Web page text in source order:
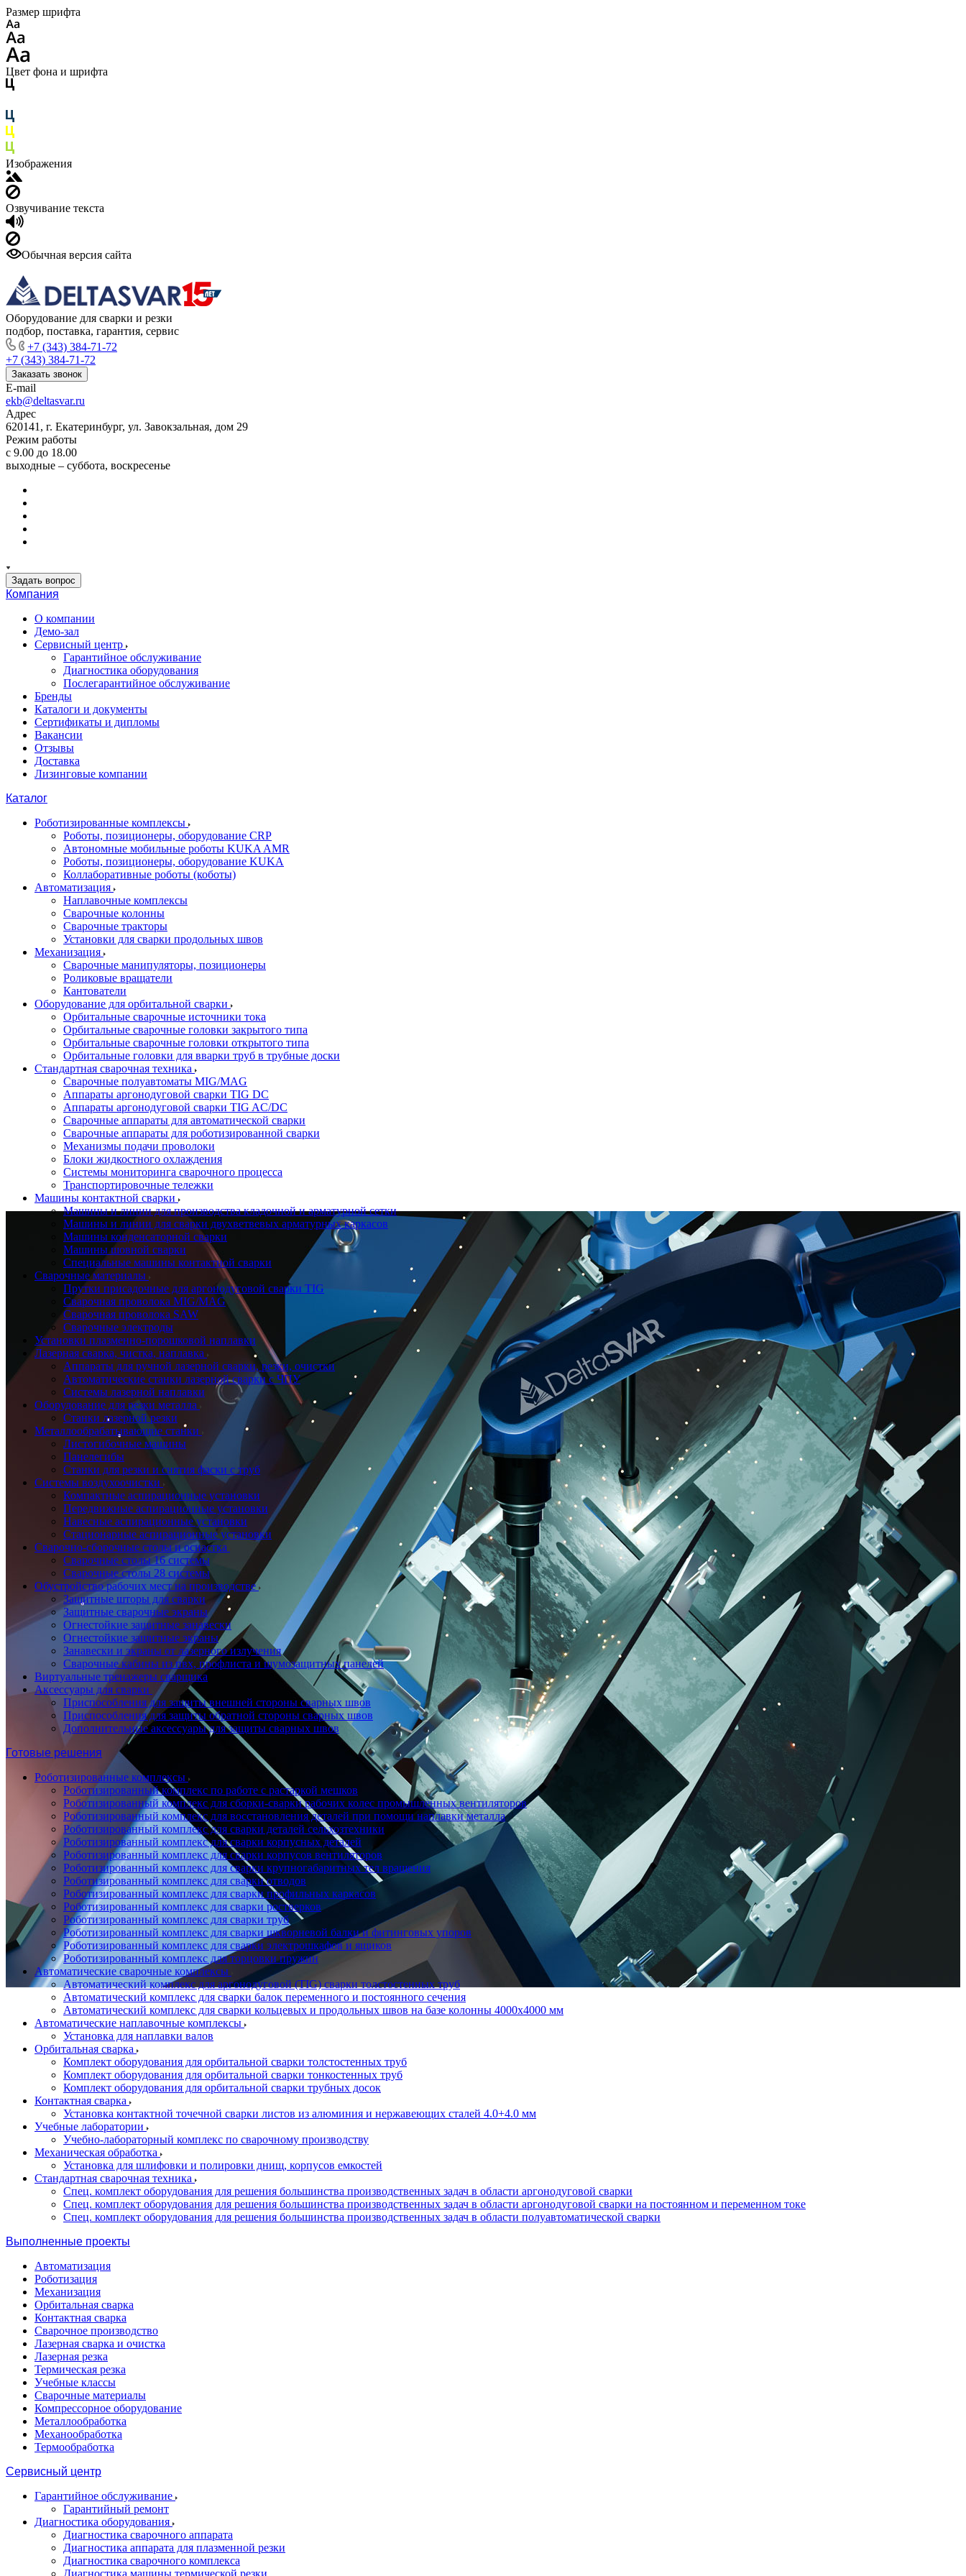
Размер шрифта
Цвет фона и шрифта
Изображения
Озвучивание текста
Обычная версия сайта
Оборудование для сварки и резки
подбор, поставка, гарантия, сервис
+7 (343) 384-71-72
+7 (343) 384-71-72
Заказать звонок
E-mail
ekb@deltasvar.ru
Адрес
620141, г. Екатеринбург, ул. Завокзальная, дом 29
Режим работы
с 9.00 до 18.00
выходные – суббота, воскресенье
Задать вопрос
Компания
О компании
Демо-зал
Сервисный центр
Гарантийное обслуживание
Диагностика оборудования
Послегарантийное обслуживание
Бренды
Каталоги и документы
Сертификаты и дипломы
Вакансии
Отзывы
Доставка
Лизинговые компании
Каталог
Роботизированные комплексы
Роботы, позиционеры, оборудование CRP
Автономные мобильные роботы KUKA AMR
Роботы, позиционеры, оборудование KUKA
Коллаборативные роботы (коботы)
Автоматизация
Наплавочные комплексы
Сварочные колонны
Сварочные тракторы
Установки для сварки продольных швов
Механизация
Сварочные манипуляторы, позиционеры
Роликовые вращатели
Кантователи
Оборудование для орбитальной сварки
Орбитальные сварочные источники тока
Орбитальные сварочные головки закрытого типа
Орбитальные сварочные головки открытого типа
Орбитальные головки для вварки труб в трубные доски
Стандартная сварочная техника
Сварочные полуавтоматы MIG/MAG
Аппараты аргонодуговой сварки TIG DC
Аппараты аргонодуговой сварки TIG AC/DC
Сварочные аппараты для автоматической сварки
Сварочные аппараты для роботизированной сварки
Механизмы подачи проволоки
Блоки жидкостного охлаждения
Системы мониторинга сварочного процесса
Транспортировочные тележки
Машины контактной сварки
Машины и линии для производства кладочной и арматурной сетки
Машины и линии для сварки двухветвевых арматурных каркасов
Машины конденсаторной сварки
Машины шовной сварки
Специальные машины контактной сварки
Сварочные материалы
Прутки присадочные для аргонодуговой сварки TIG
Сварочная проволока MIG/MAG
Сварочная проволока SAW
Сварочные электроды
Установки плазменно-порошковой наплавки
Лазерная сварка, чистка, наплавка
Аппараты для ручной лазерной сварки, резки, очистки
Автоматические станки лазерной сварки с ЧПУ
Системы лазерной наплавки
Оборудование для резки металла
Станки лазерной резки
Металлообрабатывающие станки
Листогибочные машины
Панелегибы
Станки для резки и снятия фаски с труб
Системы воздухоочистки
Компактные аспирационные установки
Передвижные аспирационные установки
Навесные аспирационные установки
Стационарные аспирационные установки
Сварочно-сборочные столы и оснастка
Сварочные столы 16 системы
Сварочные столы 28 системы
Обустройство рабочих мест на производстве
Защитные шторы для сварки
Защитные сварочные экраны
Огнестойкие защитные занавески
Огнестойкие защитные экраны
Занавески и экраны от лазерного излучения
Сварочные кабины из пвх, профлиста и шумозащитных панелей
Виртуальные тренажеры сварщика
Аксессуары для сварки
Приспособления для защиты внешней стороны сварных швов
Приспособления для защиты обратной стороны сварных швов
Дополнительные аксессуары для защиты сварных швов
Готовые решения
Роботизированные комплексы
Роботизированный комплекс по работе с растаркой мешков
Роботизированный комплекс для сборки-сварки рабочих колес промышленных вентиляторов
Роботизированный комплекс для восстановления деталей при помощи наплавки металла
Роботизированный комплекс для сварки деталей сельхозтехники
Роботизированный комплекс для сварки корпусных деталей
Роботизированный комплекс для сварки корпусов вентиляторов
Роботизированный комплекс для сварки крупногабаритных тел вращения
Роботизированный комплекс для сварки отводов
Роботизированный комплекс для сварки профильных каркасов
Роботизированный комплекс для сварки ростверков
Роботизированный комплекс для сварки труб
Роботизированный комплекс для сварки шкворневой балки и фитинговых упоров
Роботизированный комплекс для сварки электрошкафов и ящиков
Роботизированный комплекс для торцовки пружин
Автоматические сварочные комплексы
Автоматический комплекс для аргонодуговой (TIG) сварки толстостенных труб
Автоматический комплекс для сварки балок переменного и постоянного сечения
Автоматический комплекс для сварки кольцевых и продольных швов на базе колонны 4000x4000 мм
Автоматические наплавочные комплексы
Установка для наплавки валов
Орбитальная сварка
Комплект оборудования для орбитальной сварки толстостенных труб
Комплект оборудования для орбитальной сварки тонкостенных труб
Комплект оборудования для орбитальной сварки трубных досок
Контактная сварка
Установка контактной точечной сварки листов из алюминия и нержавеющих сталей 4.0+4.0 мм
Учебные лаборатории
Учебно-лабораторный комплекс по сварочному производству
Механическая обработка
Установка для шлифовки и полировки днищ, корпусов емкостей
Стандартная сварочная техника
Спец. комплект оборудования для решения большинства производственных задач в области аргонодуговой сварки
Спец. комплект оборудования для решения большинства производственных задач в области аргонодуговой сварки на постоянном и переменном токе
Спец. комплект оборудования для решения большинства производственных задач в области полуавтоматической сварки
Выполненные проекты
Автоматизация
Роботизация
Механизация
Орбитальная сварка
Контактная сварка
Сварочное производство
Лазерная сварка и очистка
Лазерная резка
Термическая резка
Учебные классы
Сварочные материалы
Компрессорное оборудование
Металлообработка
Механообработка
Термообработка
Сервисный центр
Гарантийное обслуживание
Гарантийный ремонт
Диагностика оборудования
Диагностика сварочного аппарата
Диагностика аппарата для плазменной резки
Диагностика сварочного комплекса
Диагностика машины термической резки